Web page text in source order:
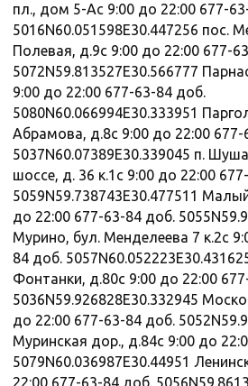
пл., дом 5-Ас 9:00 до 22:00 677-
5016N60.051598E30.447256 пос.
Полевая, д.9с 9:00 до 22:00 677-
5072N59.813527E30.566777
9:00 до 22:00 677-63-84 доб.
5080N60.066994E30.333951
Абрамова, д.8с 9:00 до 22:00
5037N60.07389E30.339045 п.
шоссе, д. 36 к.1с 9:00 до 22:00
5059N59.738743E30.477511
до 22:00 677-63-84 доб.
Мурино, бул. Менделеева 7 к.2с
84 доб.
Фонтанки, д.80с 9:00 до 22:00
5036N59.926828E30.332945
до 22:00 677-63-84 доб.
Муринская дор., д.84с 9:00 до
5079N60.036987E30.44951
22:00 677-63-84 доб.